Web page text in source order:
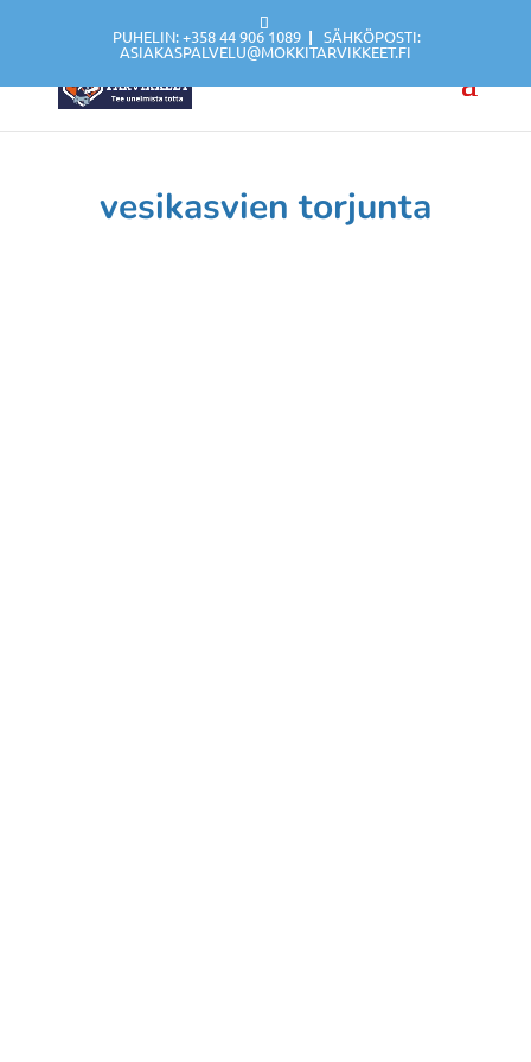
PUHELIN: +358 44 906 1089 |SÄHKÖPOSTI:
ASIAKASPALVELU@MOKKITARVIKKEET.FI
vesikasvien torjunta